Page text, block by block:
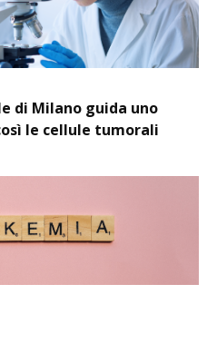
di Milano guida uno
le cellule tumorali